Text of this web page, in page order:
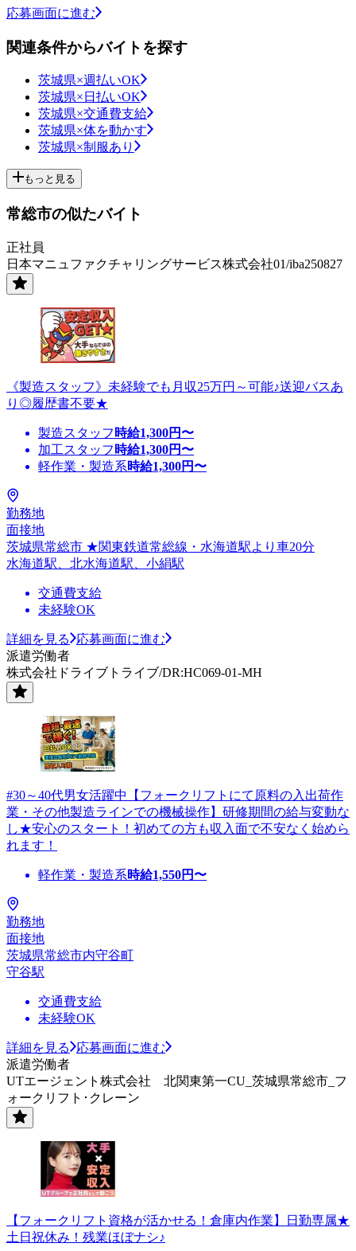
応募画面に進む
関連条件からバイトを探す
茨城県×週払いOK
茨城県×日払いOK
茨城県×交通費支給
茨城県×体を動かす
茨城県×制服あり
もっと見る
常総市の似たバイト
正社員
日本マニュファクチャリングサービス株式会社01/iba250827
《製造スタッフ》未経験でも月収25万円～可能♪送迎バスあ
り◎履歴書不要★
製造スタッフ 時給1,300円〜
加工スタッフ 時給1,300円〜
軽作業・製造系時給1,300円〜
勤務地
面接地
茨城県常総市 ★関東鉄道常総線・水海道駅より車20分
水海道駅、北水海道駅、小絹駅
交通費支給
未経験OK
詳細を見る
応募画面に進む
派遣労働者
株式会社ドライブトライブ/DR:HC069-01-MH
#30～40代男女活躍中【フォークリフトにて原料の入出荷作
業・その他製造ラインでの機械操作】研修期間の給与変動な
し★安心のスタート！初めての方も収入面で不安なく始めら
れます！
軽作業・製造系時給1,550円〜
勤務地
面接地
茨城県常総市内守谷町
守谷駅
交通費支給
未経験OK
詳細を見る
応募画面に進む
派遣労働者
UTエージェント株式会社 北関東第一CU_茨城県常総市_フ
ォークリフト･クレーン
【フォークリフト資格が活かせる！倉庫内作業】日勤専属★
土日祝休み！残業ほぼナシ♪